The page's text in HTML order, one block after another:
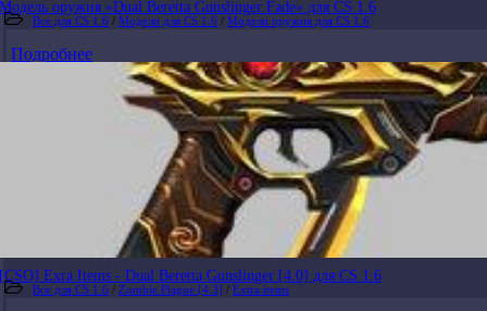
Модель оружия «Dual Beretta Gunslinger Fade» для CS 1.6
Все для CS 1.6 / Модели для CS 1.6 / Модели оружия для CS 1.6
Подробнее
[CSO] Exra Items - Dual Beretta Gunslinger [4.0] для CS 1.6
Все для CS 1.6 / Zombie Plague [4.3] / Extra items